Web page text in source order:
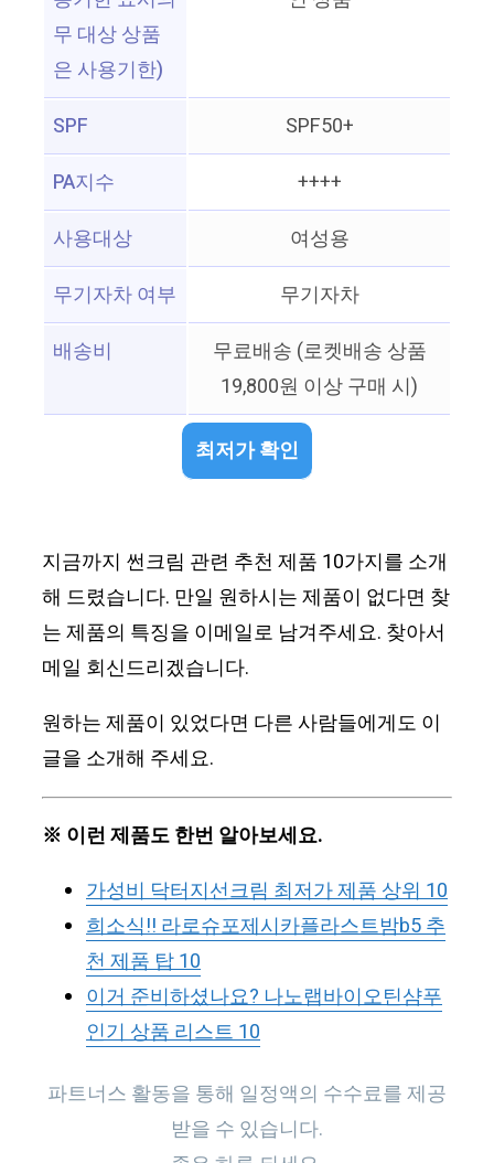
무 대상 상품
은 사용기한)
SPF
SPF50+
PA지수
++++
사용대상
여성용
무기자차 여부
무기자차
배송비
무료배송 (로켓배송 상품
19,800원 이상 구매 시)
최저가 확인
지금까지 썬크림 관련 추천 제품 10가지를 소개
해 드렸습니다. 만일 원하시는 제품이 없다면 찾
는 제품의 특징을 이메일로 남겨주세요. 찾아서
메일 회신드리겠습니다.
원하는 제품이 있었다면 다른 사람들에게도 이
글을 소개해 주세요.
※ 이런 제품도 한번 알아보세요.
가성비 닥터지선크림 최저가 제품 상위 10
희소식!! 라로슈포제시카플라스트밤b5 추
천 제품 탑 10
이거 준비하셨나요? 나노랩바이오틴샴푸
인기 상품 리스트 10
파트너스 활동을 통해 일정액의 수수료를 제공
받을 수 있습니다.